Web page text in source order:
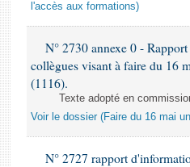
l'accès aux formations)
N° 2730 annexe 0 -
collègues visant à faire du 16
(1116).
Texte adopté en
Voir le dossier (Faire du 16 mai
N° 2727 rapport